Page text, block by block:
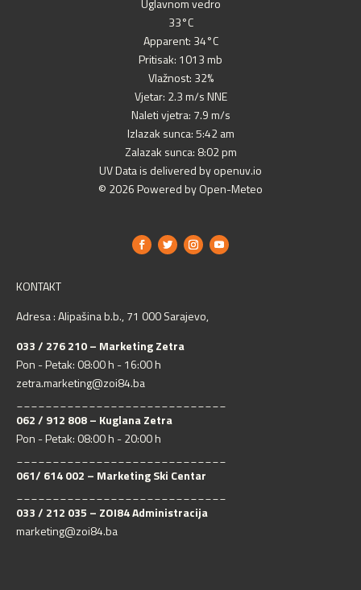
Uglavnom vedro
33°C
Apparent: 34°C
Pritisak: 1013 mb
Vlažnost: 32%
Vjetar: 2.3 m/s NNE
Naleti vjetra: 7.9 m/s
Izlazak sunca: 5:42 am
Zalazak sunca: 8:02 pm
UV Data is delivered by openuv.io
© 2026 Powered by Open-Meteo
KONTAKT
Adresa : Alipašina b.b., 71 000 Sarajevo,
033 / 276 210 – Marketing Zetra
Pon - Petak: 08:00 h - 16:00 h
zetra.marketing@zoi84.ba
062 / 912 808 – Kuglana Zetra
Pon - Petak: 08:00 h - 20:00 h
061/ 614 002 – Marketing Ski Centar
033 / 212 035 – ZOI84 Administracija
marketing@zoi84.ba